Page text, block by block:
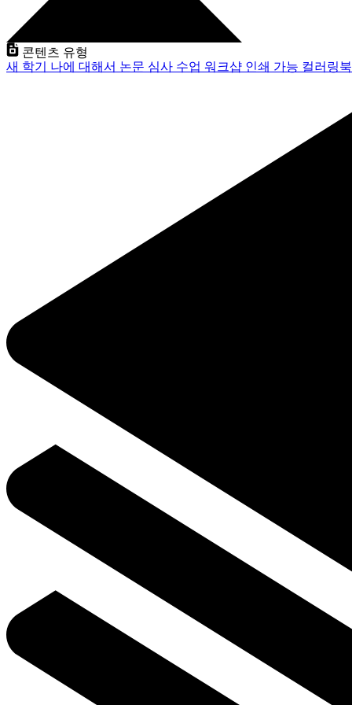
콘텐츠 유형
새 학기 나에 대해서 논문 심사 수업 워크샵 인쇄 가능 컬러링북